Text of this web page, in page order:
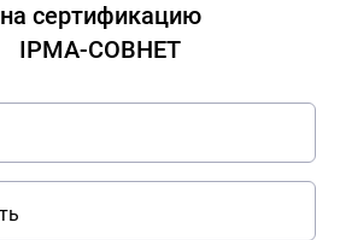
на сертификацию
IPMA-СОВНЕТ